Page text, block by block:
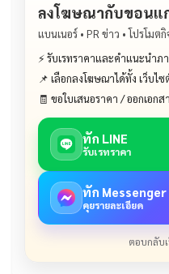
ลงโฆษณากับขอนแ
แบนเนอร์ • PR ข่าว • โปรโมต
⚡ รับเรทราคาและคำแนะนำภ
📌 เลือกลงโฆษณาได้ทั้ง เว็บไ
🧾 ขอใบเสนอราคา / ออกเอกส
ทัก LINE
รับเรทราคา
ทัก Messenger
คุยรายละเอียด
ตอบกลับเ